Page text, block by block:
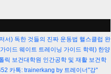
저서) 독한 것들의 진짜 운동법 핼스클럽 완
이드 웨이트 트레이닝 가이드 학력) 한양
릭 보건대학원 인간공학 및 재활 보건학
카톡: trainerkang by 트레이너"강"